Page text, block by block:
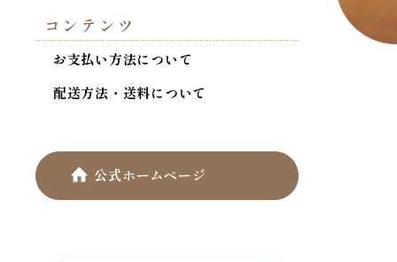
コンテンツ
お支払い方法について
配送方法・送料について
公式ホームページ